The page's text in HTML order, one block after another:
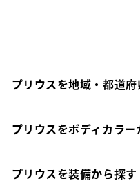
プリウスを地域・都道
プリウスをボディカラー
プリウスを装備から探す